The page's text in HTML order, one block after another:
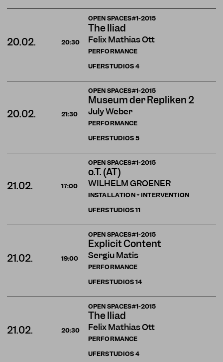
OPEN SPACES#1-2015
The Iliad
Felix Mathias Ott
PERFORMANCE
20.02. 20:30
UFERSTUDIOS4
OPEN SPACES#1-2015
Museum der Repliken 2
July Weber
PERFORMANCE
20.02. 21:30
UFERSTUDIOS5
OPEN SPACES#1-2015
o.T. (AT)
WILHELM GROENER
INSTALLATION + INTERVENTION
21.02. 17:00
UFERSTUDIOS11
OPEN SPACES#1-2015
Explicit Content
Sergiu Matis
PERFORMANCE
21.02. 19:00
UFERSTUDIOS14
OPEN SPACES#1-2015
The Iliad
Felix Mathias Ott
PERFORMANCE
21.02. 20:30
UFERSTUDIOS4